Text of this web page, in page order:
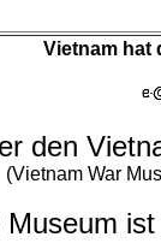
Vietnam hat
den
(Vietnam War
Museum